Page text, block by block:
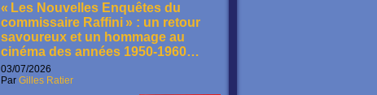
« Les Nouvelles Enquêtes du
commissaire Raffini » : un retour
savoureux et un hommage au
cinéma des années 1950-1960…
03/07/2026
Par Gilles Ratier